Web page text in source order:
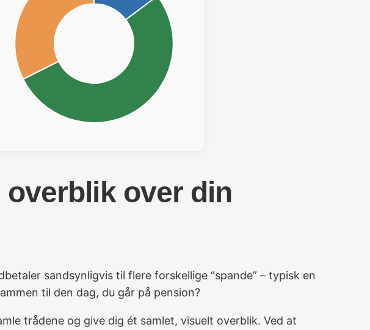
overblik over din
sandsynligvis til flere forskellige “spande” – typisk en
til den dag, du går på pension?
trådene og give dig ét samlet, visuelt overblik. Ved at